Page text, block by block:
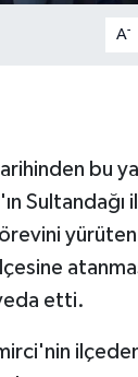
A-
bu
Sultandağı
etti.
ilçeden